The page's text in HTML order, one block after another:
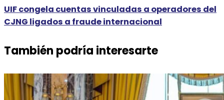
UIF congela cuentas vinculadas a operadores del
CJNG ligados a fraude internacional
También podría interesarte